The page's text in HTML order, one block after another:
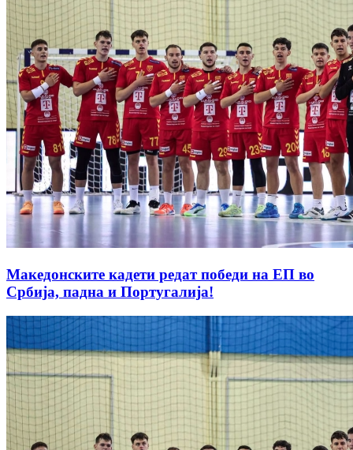
Македонските кадети редат победи на ЕП во
Србија, падна и Португалија!